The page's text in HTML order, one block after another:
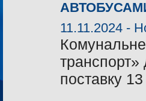
11.11.2024 -
поставку